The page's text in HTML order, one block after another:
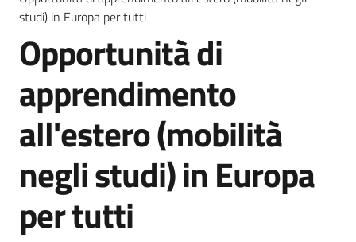
Ambiti
Opportunità
Chi
siamo
studi) in Europa per tutti
Opportunità di
apprendimento
all'estero (mobilità
negli studi) in Europa
per tutti